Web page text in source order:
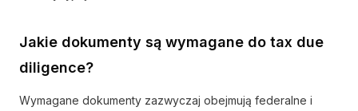
Jakie dokumenty są wymagane do tax due
diligence?
Wymagane dokumenty zazwyczaj obejmują federalne i